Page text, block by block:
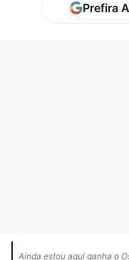
Prefira
Ainda estou aqui ganha o